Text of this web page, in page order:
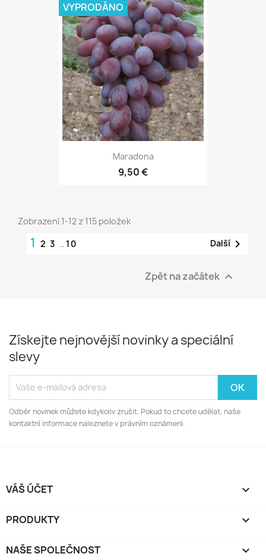
Maradona
9,50 €
VYPRODÁNO
Zobrazení 1-12 z 115 položek
1 2 3 … 10 Další 
Zpět na začátek 
Získejte nejnovější novinky a speciální
slevy
Odběr novinek můžete kdykoliv zrušit. Pokud to chcete udělat, naše
kontaktní informace naleznete v právním oznámení.
VÁŠ ÚČET 
PRODUKTY 
NAŠE SPOLEČNOST 